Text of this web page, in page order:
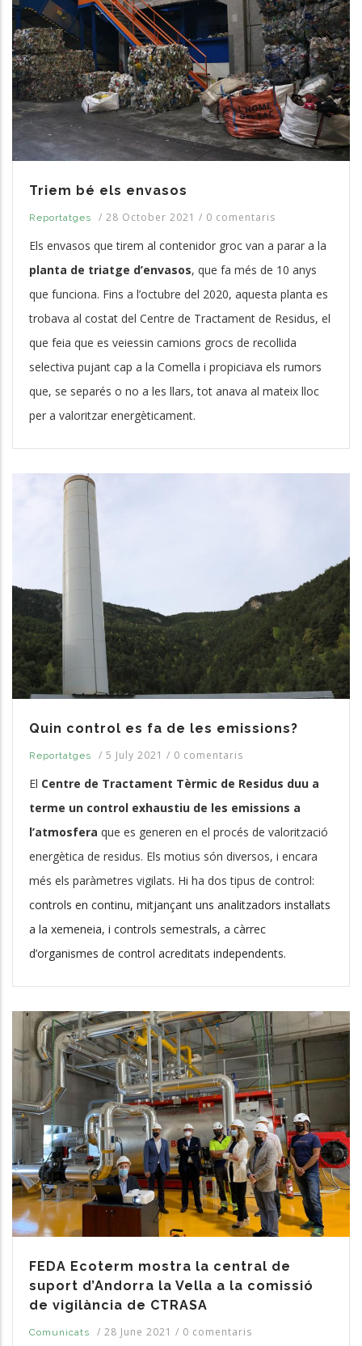
Triem bé els envasos
Reportatges / 28 October 2021 / 0 comentaris
Els envasos que tirem al contenidor groc van a parar a la
planta de triatge d’envasos, que fa més de 10 anys
que funciona. Fins a l’octubre del 2020, aquesta planta es
trobava al costat del Centre de Tractament de Residus, el
que feia que es veiessin camions grocs de recollida
selectiva pujant cap a la Comella i propiciava els rumors
que, se separés o no a les llars, tot anava al mateix lloc
per a valoritzar energèticament.
Quin control es fa de les emissions?
Reportatges / 5 July 2021 / 0 comentaris
El Centre de Tractament Tèrmic de Residus duu a
terme un control exhaustiu de les emissions a
l’atmosfera que es generen en el procés de valorització
energètica de residus. Els motius són diversos, i encara
més els paràmetres vigilats. Hi ha dos tipus de control:
controls en continu, mitjançant uns analitzadors instal·lats
a la xemeneia, i controls semestrals, a càrrec
d’organismes de control acreditats independents.
FEDA Ecoterm mostra la central de
suport d’Andorra la Vella a la comissió
de vigilància de CTRASA
Comunicats / 28 June 2021 / 0 comentaris